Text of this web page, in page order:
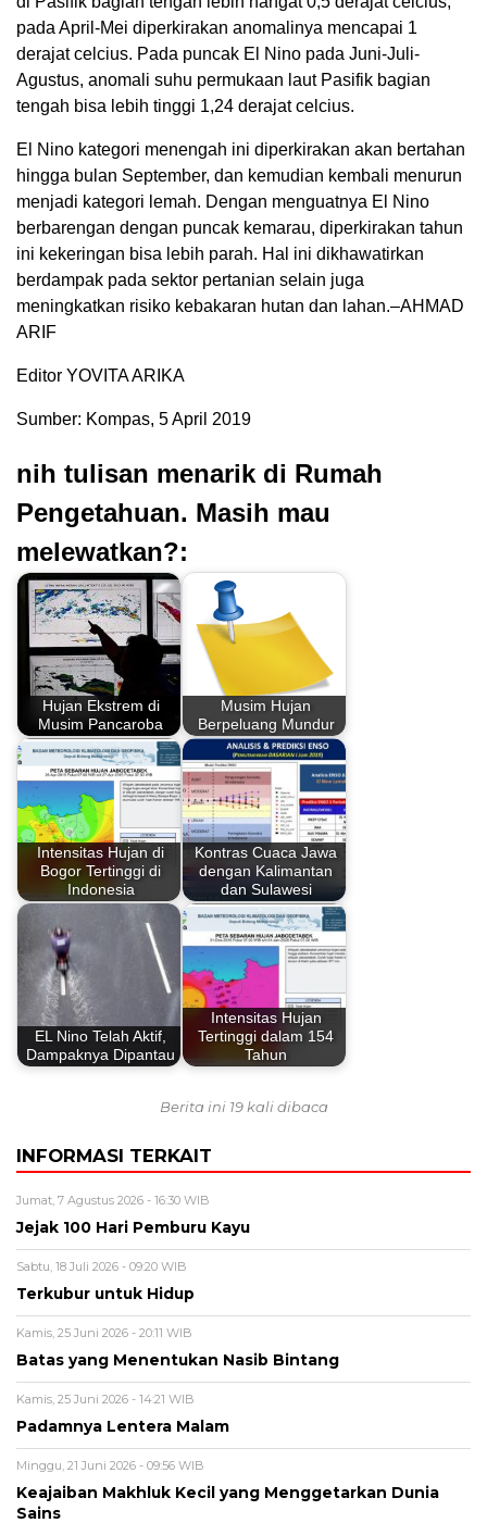
pada April-Mei diperkirakan anomalinya mencapai 1
derajat celcius. Pada puncak El Nino pada Juni-Juli-
Agustus, anomali suhu permukaan laut Pasifik bagian
tengah bisa lebih tinggi 1,24 derajat celcius.
El Nino kategori menengah ini diperkirakan akan bertahan
hingga bulan September, dan kemudian kembali menurun
menjadi kategori lemah. Dengan menguatnya El Nino
berbarengan dengan puncak kemarau, diperkirakan tahun
ini kekeringan bisa lebih parah. Hal ini dikhawatirkan
berdampak pada sektor pertanian selain juga
meningkatkan risiko kebakaran hutan dan lahan.–AHMAD
ARIF
Editor YOVITA ARIKA
Sumber: Kompas, 5 April 2019
nih tulisan menarik di Rumah
Pengetahuan. Masih mau
melewatkan?:
Hujan Ekstrem di
Musim Pancaroba
Musim Hujan
Berpeluang Mundur
Intensitas Hujan di
Bogor Tertinggi di
Indonesia
Kontras Cuaca Jawa
dengan Kalimantan
dan Sulawesi
EL Nino Telah Aktif,
Dampaknya Dipantau
Intensitas Hujan
Tertinggi dalam 154
Tahun
Berita ini 19 kali dibaca
INFORMASI TERKAIT
Jumat, 7 Agustus 2026 - 16:30 WIB
Jejak 100 Hari Pemburu Kayu
Sabtu, 18 Juli 2026 - 09:20 WIB
Terkubur untuk Hidup
Kamis, 25 Juni 2026 - 20:11 WIB
Batas yang Menentukan Nasib Bintang
Kamis, 25 Juni 2026 - 14:21 WIB
Padamnya Lentera Malam
Minggu, 21 Juni 2026 - 09:56 WIB
Keajaiban Makhluk Kecil yang Menggetarkan Dunia
Sains